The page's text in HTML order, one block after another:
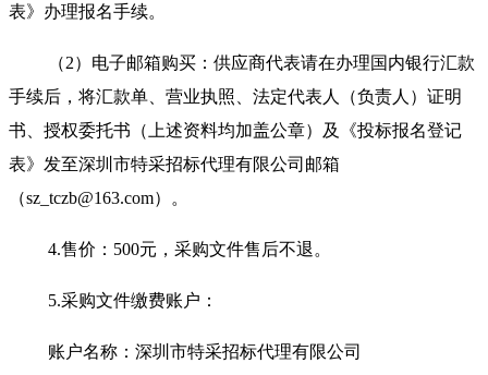
表》办理报名手续。
（2）电子邮箱购买：供应商代表请在办理国内银行汇款
手续后，将汇款单、营业执照、法定代表人（负责人）证明
书、授权委托书（上述资料均加盖公章）及《投标报名登记
表》发至深圳市特采招标代理有限公司邮箱
（sz_tczb@163.com）。
4.售价：500元，采购文件售后不退。
5.采购文件缴费账户：
账户名称：深圳市特采招标代理有限公司